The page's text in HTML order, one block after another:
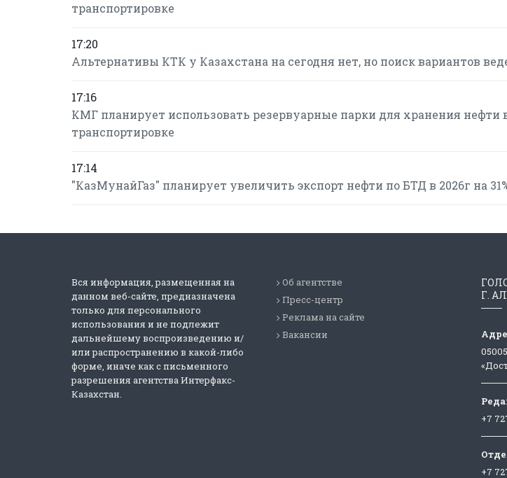
транспортировке
17:20
Альтернативы КТК у Казахстана на сегодня нет, но поиск вариантов
17:16
КМГ планирует использовать резервуарные парки для хранения нефти
транспортировке
17:14
"КазМунайГаз" планирует увеличить экспорт нефти по БТД в 2026г на
Вся информация, размещенная на
данном веб-сайте, предназначена
только для персонального
использования и не подлежит
дальнейшему воспроизведению и/
или распространению в какой-либо
форме, иначе как с письменного
разрешения агентства Интерфакс-
Казахстан.
Об агентстве
Пресс-центр
Реклама на сайте
Вакансии
Г.
+7
+7